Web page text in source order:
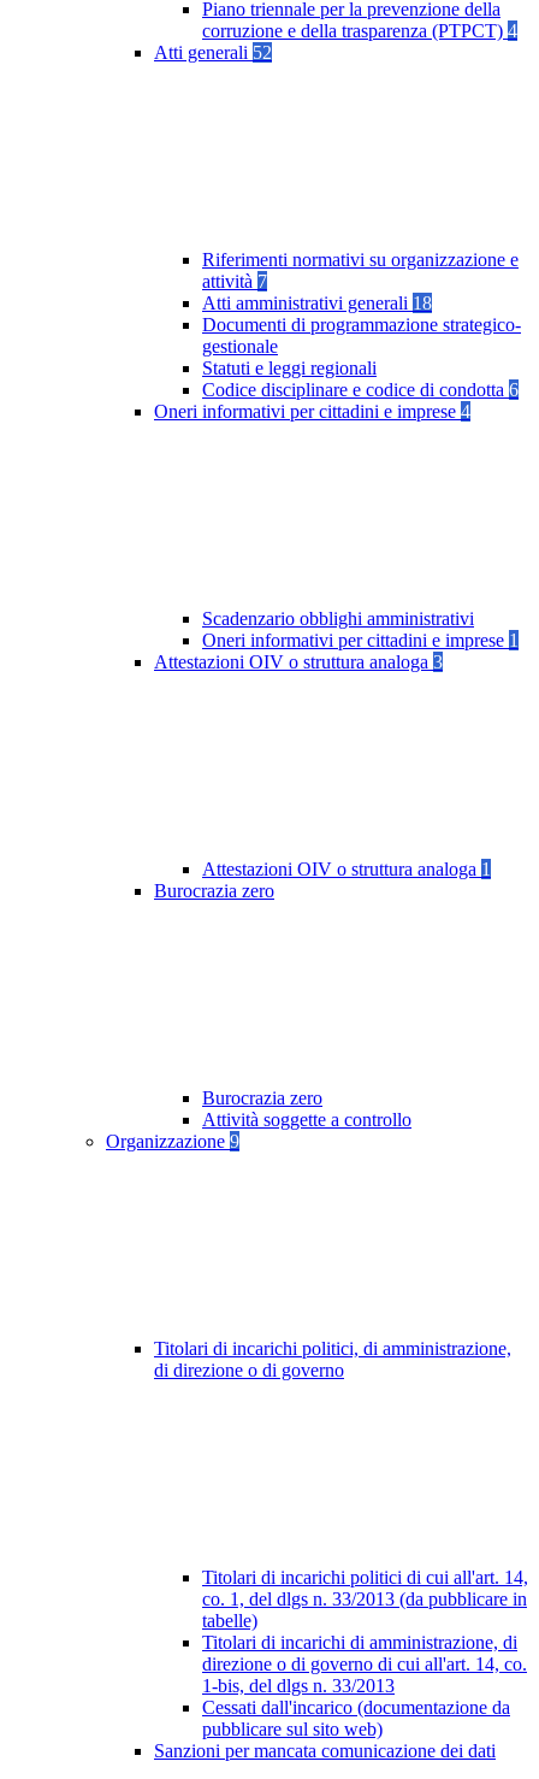
Piano triennale per la prevenzione della
corruzione e della trasparenza (PTPCT) 4
Atti generali 52
Riferimenti normativi su organizzazione e
attività 7
Atti amministrativi generali 18
Documenti di programmazione strategico-
gestionale
Statuti e leggi regionali
Codice disciplinare e codice di condotta 6
Oneri informativi per cittadini e imprese 4
Scadenzario obblighi amministrativi
Oneri informativi per cittadini e imprese 1
Attestazioni OIV o struttura analoga 3
Attestazioni OIV o struttura analoga 1
Burocrazia zero
Burocrazia zero
Attività soggette a controllo
Organizzazione 9
Titolari di incarichi politici, di amministrazione,
di direzione o di governo
Titolari di incarichi politici di cui all'art. 14,
co. 1, del dlgs n. 33/2013 (da pubblicare in
tabelle)
Titolari di incarichi di amministrazione, di
direzione o di governo di cui all'art. 14, co.
1-bis, del dlgs n. 33/2013
Cessati dall'incarico (documentazione da
pubblicare sul sito web)
Sanzioni per mancata comunicazione dei dati